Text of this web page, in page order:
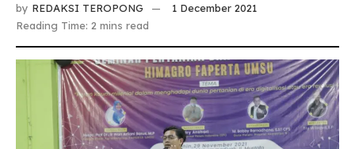
by REDAKSI TEROPONG
1 December 2021
Reading Time: 2 mins read